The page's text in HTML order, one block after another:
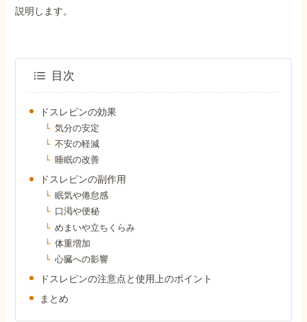
受給事例
Q&A・相談事例
障害年金コラム
お知らせ
事務所について
お客様からの感謝のお手紙
説明します。
目次
ドスレピンの効果
気分の安定
不安の軽減
睡眠の改善
ドスレピンの副作用
眠気や倦怠感
口渇や便秘
めまいや立ちくらみ
体重増加
心臓への影響
ドスレピンの注意点と使用上のポイント
まとめ